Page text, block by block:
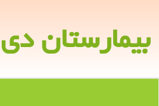
بیمارستان دی